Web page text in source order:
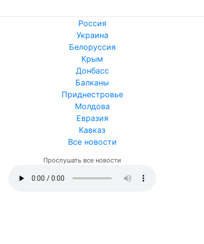
Россия
Украина
Белоруссия
Крым
Донбасс
Балканы
Приднестровье
Молдова
Евразия
Кавказ
Все новости
Прослушать все новости